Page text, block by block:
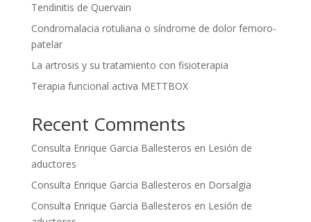
Tendinitis de Quervain
Condromalacia rotuliana o síndrome de dolor femoro-
patelar
La artrosis y su tratamiento con fisioterapia
Terapia funcional activa METTBOX
Recent Comments
Consulta Enrique Garcia Ballesteros en Lesión de
aductores
Consulta Enrique Garcia Ballesteros en Dorsalgia
Consulta Enrique Garcia Ballesteros en Lesión de